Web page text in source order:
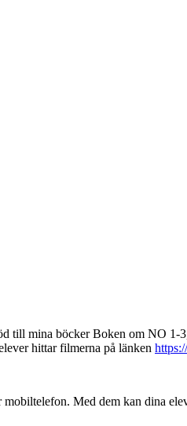
till mina böcker Boken om NO
hittar filmerna på länken
Med dem kan dina